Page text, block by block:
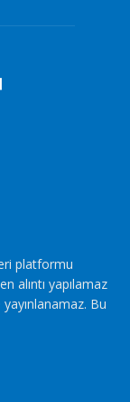
platformu
alıntı yapılamaz
Bu